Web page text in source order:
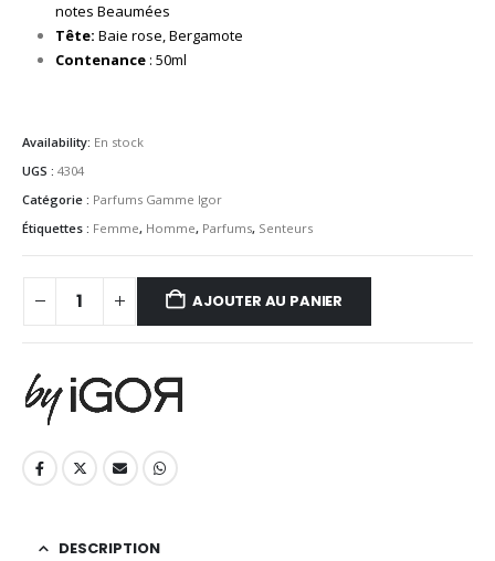
notes Beaumées
Tête: Baie rose, Bergamote
Contenance: 50ml
Availability: En stock
UGS : 4304
Catégorie : Parfums Gamme Igor
Étiquettes : Femme, Homme, Parfums, Senteurs
AJOUTER AU PANIER
DESCRIPTION